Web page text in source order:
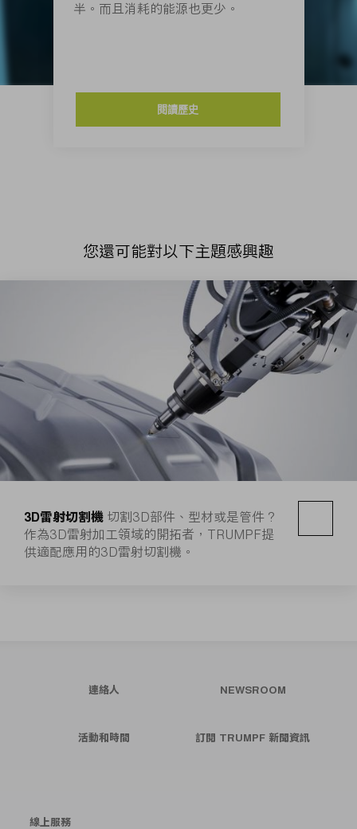
半。而且消耗的能源也更少。
閱讀歷史
您還可能對以下主題感興趣
3D雷射切割機 切割3D部件、型材或是管件？
作為3D雷射加工領域的開拓者，TRUMPF提
供適配應用的3D雷射切割機。
連絡人 NEWSROOM
活動和時間 訂閱 TRUMPF 新聞資訊
線上服務